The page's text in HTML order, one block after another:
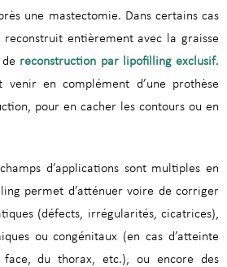
une mastectomie. Dans certains cas
entièrement avec la graisse
reconstruction par lipofilling exclusif.
en complément d’une prothèse
pour en cacher les contours ou en
d’applications sont multiples en
permet d’atténuer voire de corriger
(défects, irrégularités, cicatrices),
ou congénitaux (en cas d’atteinte
du thorax, etc.), ou encore des